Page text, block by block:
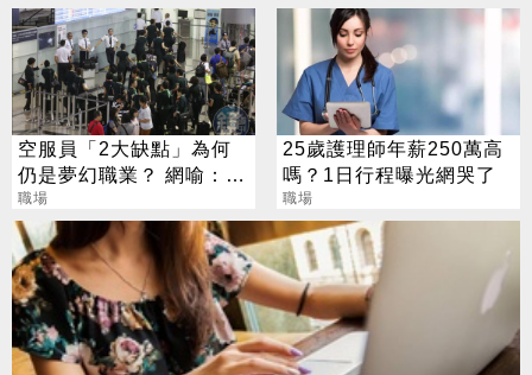
空服員「2大缺點」為何
仍是夢幻職業？ 網喻：跟
台積電工程師一樣
職場
25歲護理師年薪250萬高
嗎？1日行程曝光網哭了
職場